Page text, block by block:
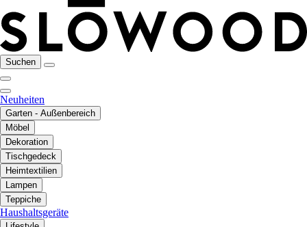
Suchen
Neuheiten
Garten - Außenbereich
Möbel
Dekoration
Tischgedeck
Heimtextilien
Lampen
Teppiche
Haushaltsgeräte